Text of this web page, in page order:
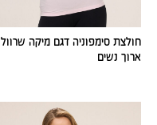
חולצת סימפוניה דגם מיקה שרוול
ארוך נשים